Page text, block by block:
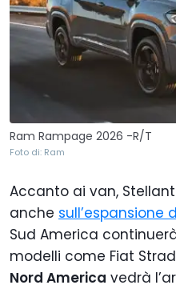
Ram Rampage 2026 -R/T
Foto di: Ram
Accanto ai van,
anche
Sud America
modelli come Fiat
Nord America vedrà